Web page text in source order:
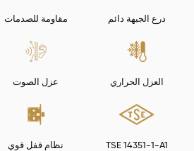
مقاومة للصدمات درع الجبهة دائم
عزل الصوت العزل الحراري
نظام قفل قوي TSE 14351-1-A1